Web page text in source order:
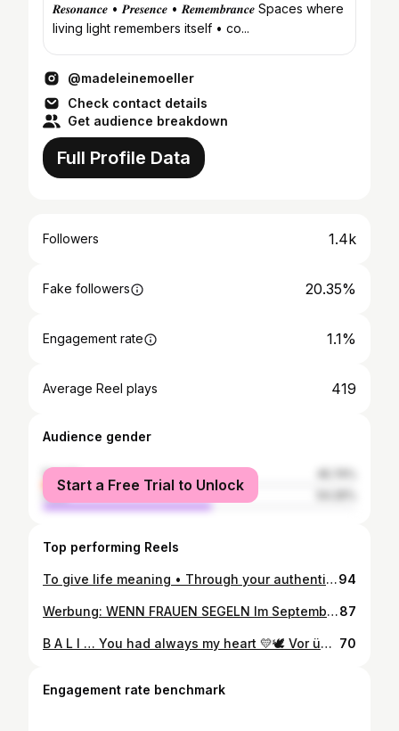
𝑹𝒆𝒔𝒐𝒏𝒂𝒏𝒄𝒆 • 𝑷𝒓𝒆𝒔𝒆𝒏𝒄𝒆 • 𝑹𝒆𝒎𝒆𝒎𝒃𝒓𝒂𝒏𝒄𝒆 Spaces where
living light remembers itself • co...
@madeleinemoeller
Check contact details
Get audience breakdown
Full Profile Data
Followers 1.4k
Fake followers 20.35%
Engagement rate 1.1%
Average Reel plays 419
Audience gender
female
male
Start a Free Trial to Unlock
Top performing Reels
To give life meaning • Through your authentic self Die größten Schauspieler zeichnen sich dadurch aus, dass sie sich selbst authentisch spielen. Manche entdecken dabei viele verschiedene Facetten ihrer selbst, andere bringen stets eine Art gleichbleibendes Wesen zum Ausdruck. Doch immer spielen sie sich selbst. Das ist das Geheimnis: SEI DU! Sei authentisch du selbst. Ganz gleich, ob als Schauspieler in einem Film oder als du selbst in deinem Leben. Das Leben bedeutet, die eigene Rolle authentisch zu spielen – die Rolle, du selbst zu sein. Und dich dabei selbst zu überraschen. Jedes Mal, wenn du glaubst, zu dir selbst gefunden zu haben, bietet dir das Leben Gelegenheiten, dich neu zu entdecken. Tiefer... umfassender... wahrhaftiger... mehr du selbst. Es nimmt kein Ende. Es geht einfach darum, immer wieder zu sich selbst zu finden – und dem Leben dadurch einen Sinn zu geben. . . . 🤍✨ . . . Voice: Kate Winslet . .94
Werbung: WENN FRAUEN SEGELN Im September 2026 begleitet eine kleine Gruppe von Frauen die Jungfernfahrt einer neuen Dahabeya auf dem Nil. Fünf Nächte zwischen Assuan und Luxor. Tempel. Sonnenuntergänge. Lange Gespräche auf dem Wasser. Und Zeit, einfach mal rauszukommen. Ruhe zu finden und nach dir selbst zu suchen. Keine klassische Kreuzfahrt. Kein durchgeplantes Retreat. Sondern eine Reise, die unterwegs entsteht. 20 Frauen. Eine neue Dahabeya. Für Erinnerungen, die ewig bleiben. Zu einem einmaligen Preis, den es so nie wieder geben wird. Wenn du dabei sein möchtest, schreib uns eine DM für alle Infos. Und schick den Beitrag an die Freundin, mit der du sofort auf dem Nil verschwinden würdest. ✨ ÄGYPTEN REISE NILREISE DAHABEYA LUXOR ASSUAN FRAUENREISE TEMPELREISE SPIRITUELLE REISE FRAUEN UNTER FRAUEN SONNENUNTERGANG AUF DEM NIL ÄGYPTEN LIEBE TEMPEL VON ÄGYPTEN DANDARA HATHOR WEIBLICHE ENERGIE AUSZEIT ORIENTALISCHE ÄSTHETIK LUXURY TRAVEL SACRED JOURNEY #ägypten #nilreise #frauenreise #dahabeya #luxor87
B A L I … You had always my heart 💛🕊️ Vor über 30 Jahren war ein Teil meiner Familie zum ersten Mal da…und kennt Bali noch aus einer ganz anderen ‚Zeit‘. Noch weit bevor BALI dieser Hype war… Seitdem gehört BALI irgendwie mit zur Familie…und das immer wieder. Es ist wie ein Annähern von Weggehen und Neu-Heimkehren…immer wieder kehre ich näher zu mir zurück. BALI hat unendlich viel Transformationskraft. Wie oft habe ich da meine Gedankengrenzen gelöst… Lösen müssen… und dann war es immer wieder ein neues Ankommen in einem größeren ICH in mir. In ein WIR, das mehr ist als nur ICH. Ich weiß, dass wir noch viel irdische Zeit gemeinsam haben werden. Ich bin in Vorbereitung, weil du mich rufst und ich dich. Inzwischen kann ich auch Scooter 🛵 fahren… 😅 Ich freue mich, eines Tages wieder unter den Laternen von GALUNGAN in dir zu wandeln…wieder in dich einzutauchen und mich noch mehr in mir durch dich zu weiten…zu erfahren…weiter zu atmen als jemals. Bis ich GANZ wieder in MICH UND WIR heimgekehrt bin. Wahrscheinlich bist du der irdische Platz, an dem es eines Tages, eines Momentes GANZ passiert. Danke BALI 🙏 HAPPY GALUNGAN 💛🕊️ 70
Engagement rate benchmark